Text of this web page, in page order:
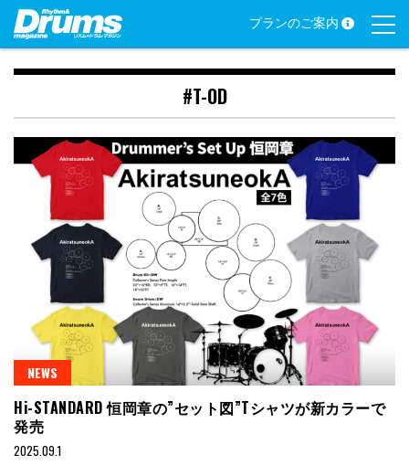
Skip
content
プランのご案内
#T-OD
NEWS
Hi-STANDARD 恒岡章の”セット図”Tシャツが新カラーで
発売
2025.09.1